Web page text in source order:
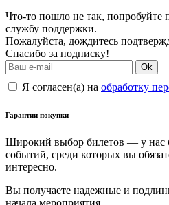
Что-то пошло не так, попробуйте
службу поддержки.
Пожалуйста, дождитесь
Спасибо за подписку!
Ok
Я согласен(а) на обработку
Гарантии покупки
Широкий выбор билетов — у нас
событий, среди которых вы
интересно.
Вы получаете надежные и
начала мероприятия.